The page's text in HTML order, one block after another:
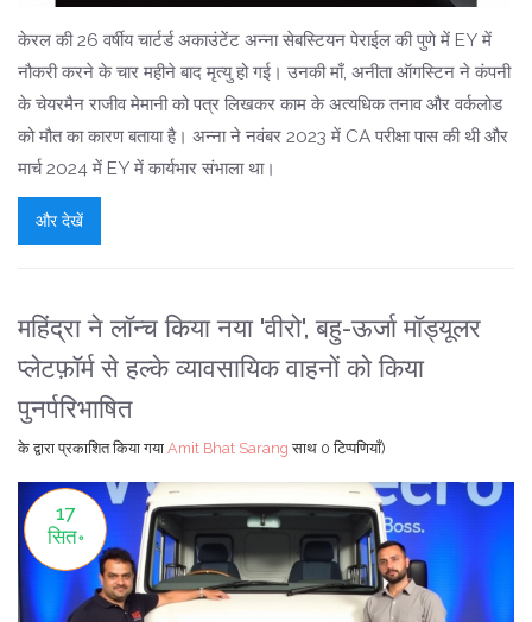
केरल की 26 वर्षीय चार्टर्ड अकाउंटेंट अन्ना सेबस्टियन पेराईल की पुणे में EY में
नौकरी करने के चार महीने बाद मृत्यु हो गई। उनकी माँ, अनीता ऑगस्टिन ने कंपनी
के चेयरमैन राजीव मेमानी को पत्र लिखकर काम के अत्यधिक तनाव और वर्कलोड
को मौत का कारण बताया है। अन्ना ने नवंबर 2023 में CA परीक्षा पास की थी और
मार्च 2024 में EY में कार्यभार संभाला था।
और देखें
महिंद्रा ने लॉन्च किया नया 'वीरो', बहु-ऊर्जा मॉड्यूलर
प्लेटफ़ॉर्म से हल्के व्यावसायिक वाहनों को किया
पुनर्परिभाषित
के द्वारा प्रकाशित किया गया Amit Bhat Sarang साथ 0 टिप्पणियाँ)
17
सित॰